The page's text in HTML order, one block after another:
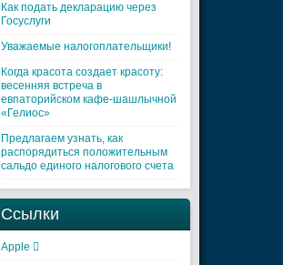
Как подать декларацию через
Госуслуги
Уважаемые налогоплательщики!
Когда красота создает красоту:
весенняя встреча в
евпаторийском кафе-шашлычной
«Гелиос»
Предлагаем узнать, как
распорядиться положительным
сальдо единого налогового счета
Ссылки
Apple 